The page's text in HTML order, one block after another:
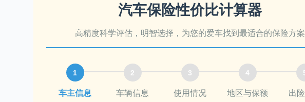
汽车保险性价比计算器
高精度科学评估，明智选择，为您的爱车找到最适合的保险方案
1
车主信息
2
车辆信息
3
使用情况
4
地区与保额 出